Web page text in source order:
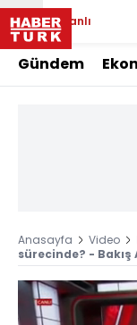
Canlı
Gündem
Anasayfa Video
sürecinde? - Bakış